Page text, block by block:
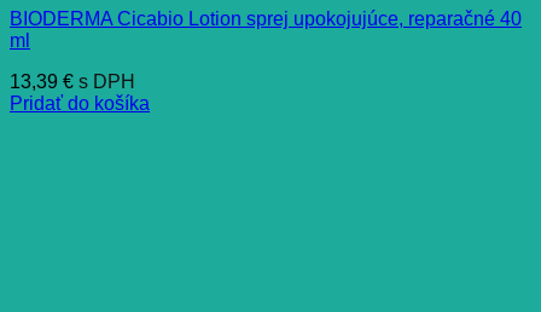
BIODERMA Cicabio Lotion sprej upokojujúce, reparačné 40
ml
13,39 € s DPH
Pridať do košíka